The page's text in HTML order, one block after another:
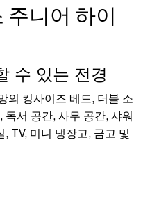
니어 하이
수 있는 전경
의 킹사이즈 베드, 더블 소
독서 공간, 사무 공간, 샤워
TV, 미니 냉장고, 금고 및
13 14 15
20 21
22
27 28
29